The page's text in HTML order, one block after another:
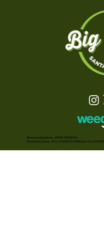
Manufacturing License - #CDPH-T00000146
Distribution License - #C11-18-0000183-TEMP Santa Cruz, CA 95062